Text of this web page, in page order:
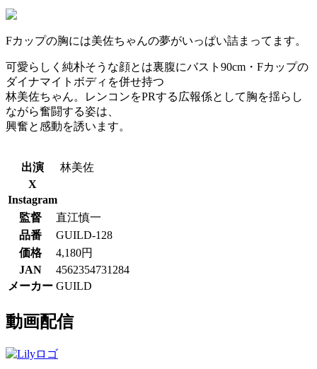
Fカップの胸には美佐ちゃんの夢がいっぱい詰まってます。
可愛らしく純朴そうな顔とは裏腹にバスト90cm・Fカップの
ダイナマイトボディを併せ持つ
林美佐ちゃん。レンコンをPRする広報係として胸を揺らし
ながら奮闘する姿は、
興奮と感動を誘います。
出演
林美佐
X
Instagram
監督
直江慎一
品番
GUILD-128
価格
4,180円
JAN
4562354731284
メーカー GUILD
動画配信